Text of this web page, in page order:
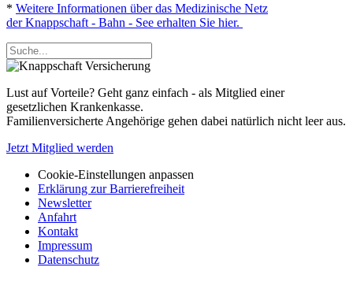
* Weitere Informationen über das Medizinische Netz
der Knappschaft - Bahn - See erhalten Sie hier.
Lust auf Vorteile? Geht ganz einfach - als Mitglied einer
gesetzlichen Krankenkasse.
Familienversicherte Angehörige gehen dabei natürlich nicht leer aus.
Jetzt Mitglied werden
Cookie-Einstellungen anpassen
Erklärung zur Barrierefreiheit
Newsletter
Anfahrt
Kontakt
Impressum
Datenschutz